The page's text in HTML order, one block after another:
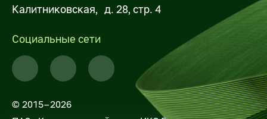
Закупки дирекции недвижимости (СМР,
РСР)
Услуги по погрузке-разгрузке, выкладке,
фасовке товаров
Калитниковская, д. 28, стр. 4
Социальные сети
© 2015–2026